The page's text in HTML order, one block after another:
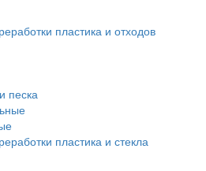
пластика и отходов
песка
пластика и стекла